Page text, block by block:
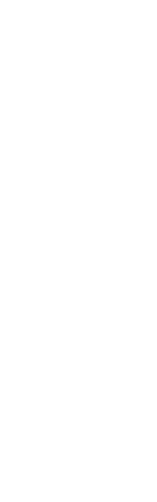
de
Academia
seu correo
de carácter
aos seus
exercer o
dos
de